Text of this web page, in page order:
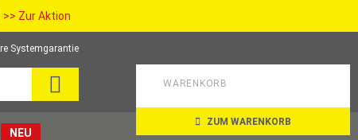
>> Zur Aktion
Systemgarantie
WARENKORB
ZUM WARENKORB
NEU